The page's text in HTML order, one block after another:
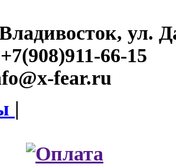
ул.
+7(908)911-66-15
fear.ru
|